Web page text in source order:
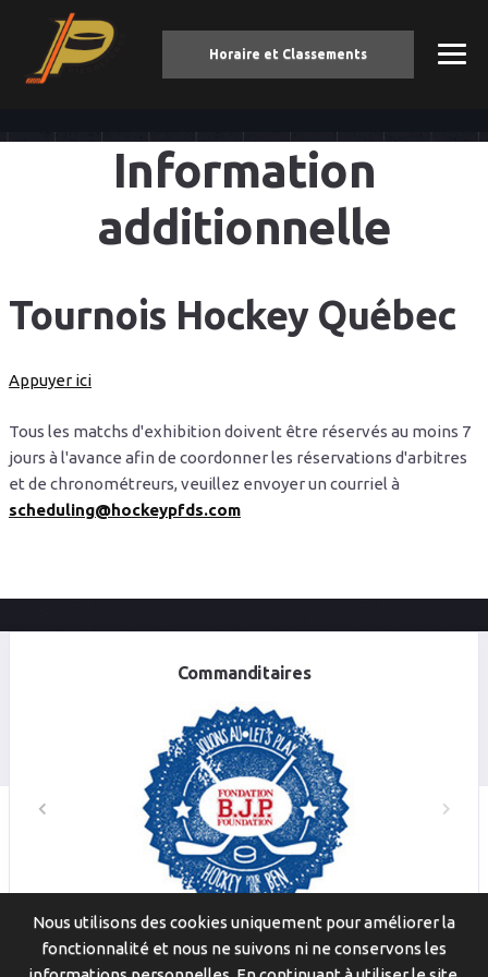
Horaire et Classements
Information
additionnelle
Tournois Hockey Québec
Appuyer ici
Tous les matchs d'exhibition doivent être réservés au moins 7
jours à l'avance afin de coordonner les réservations d'arbitres
et de chronométreurs, veuillez envoyer un courriel à
scheduling@hockeypfds.com
Commanditaires
Scoresheets.ca . Tous droits réservés.
Nous utilisons des cookies uniquement pour améliorer la
fonctionnalité et nous ne suivons ni ne conservons les